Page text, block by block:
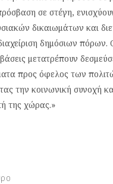
σε στέγη,
δικαιωμάτων και
δημόσιων πόρων.
μετατρέπουν
προς όφελος των
την κοινωνική συνοχή
της χώρας.»